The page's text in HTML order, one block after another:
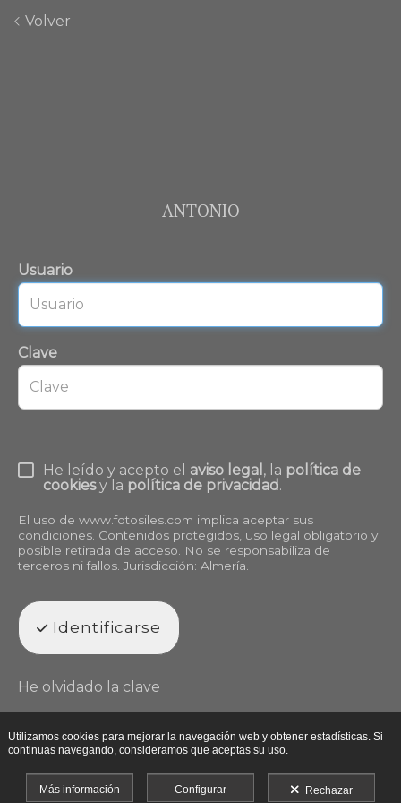
Volver
ANTONIO
Usuario
Clave
He leído y acepto el aviso legal , la política de
cookiesy la política de privacidad.
El uso de www.fotosiles.com implica aceptar sus
condiciones. Contenidos protegidos, uso legal obligatorio y
posible retirada de acceso. No se responsabiliza de
terceros ni fallos. Jurisdicción: Almería.
Identificarse
He olvidado la clave
Utilizamos cookies para mejorar la navegación web y obtener estadísticas. Si
continuas navegando, consideramos que aceptas su uso.
Más información Configurar Rechazar